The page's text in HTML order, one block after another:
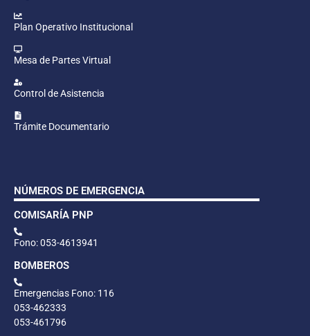
Plan Operativo Institucional
Mesa de Partes Virtual
Control de Asistencia
Trámite Documentario
NÚMEROS DE EMERGENCIA
COMISARÍA PNP
Fono: 053-4613941
BOMBEROS
Emergencias Fono: 116
053-462333
053-461796